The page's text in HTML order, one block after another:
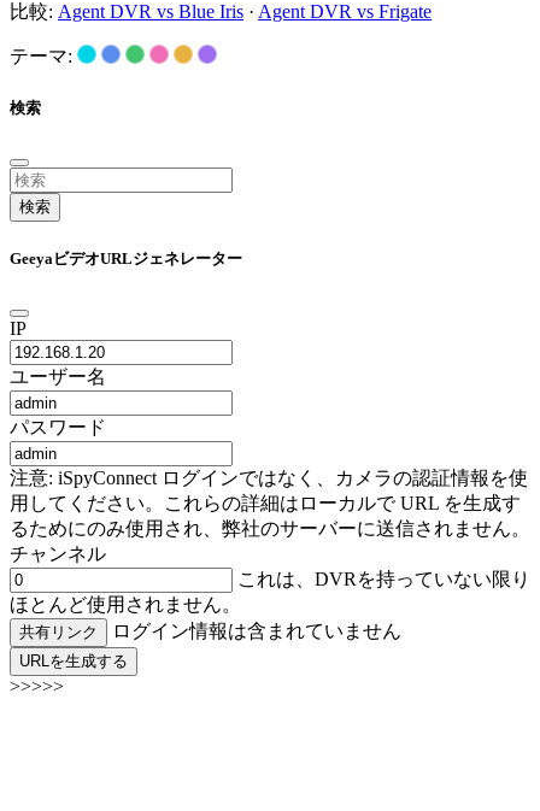
比較: Agent DVR vs Blue Iris · Agent DVR vs Frigate
テーマ:
検索
検索
GeeyaビデオURLジェネレーター
IP
ユーザー名
パスワード
注意: iSpyConnect ログインではなく、カメラの認証情報を使
用してください。これらの詳細はローカルで URL を生成す
るためにのみ使用され、弊社のサーバーに送信されません。
チャンネル
これは、DVRを持っていない限り
ほとんど使用されません。
共有リンク ログイン情報は含まれていません
URLを生成する
>>>>>